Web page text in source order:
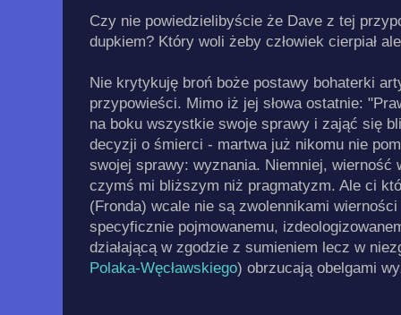
Czy nie powiedzielibyście że Dave z tej
dupkiem? Który woli żeby człowiek cierpiał
Nie krytykuję broń boże postawy bohaterki
przypowieści. Mimo iż jej słowa ostatnie: "
na boku wszystkie swoje sprawy i zająć się
decyzji o śmierci - martwa już nikomu nie
swojej sprawy: wyznania. Niemniej, wierność
czymś mi bliższym niż pragmatyzm. Ale ci
(Fronda) wcale nie są zwolennikami
specyficznie pojmowanemu,
działającą w zgodzie z sumieniem lecz w
Polaka-Węcławskiego) obrzucają obelgami